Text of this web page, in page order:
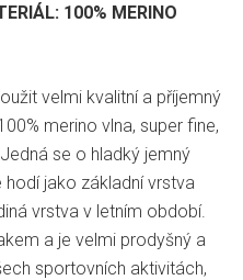
100% MERINO
velmi kvalitní a příjemný
merino vlna, super fine,
se o hladký jemný
jako základní vrstva
vrstva v letním období.
a je velmi prodyšný a
sportovních aktivitách,